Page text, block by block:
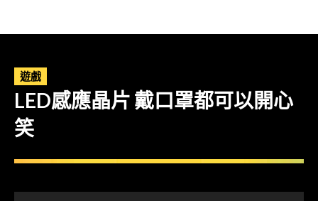
遊戲
LED感應晶片 戴口罩都可以開心
笑